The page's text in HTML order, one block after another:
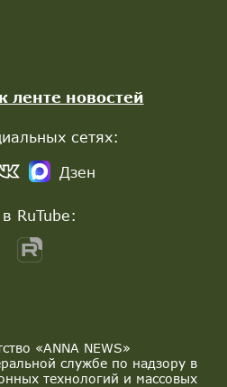
«ANNA NEWS»
службе по надзору в
технологий и массовых
ленте новостей
сетях:
Дзен
RuTube: